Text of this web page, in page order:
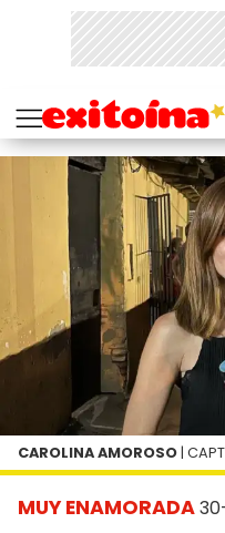
MUY ENAMORADA
CAROLINA AMOROSO |